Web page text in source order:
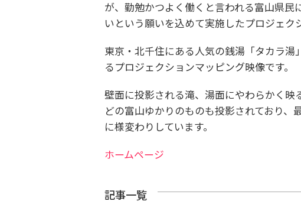
が、勤勉かつよく働くと言われる富山県
いという願いを込めて実施したプロジェク
東京・北千住にある人気の銭湯「タカラ
るプロジェクションマッピング映像です。
壁面に投影される滝、湯面にやわらかく
どの富山ゆかりのものも投影されており
に様変わりしています。
ホームページ
記事一覧